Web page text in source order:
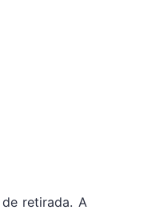
retirada. A